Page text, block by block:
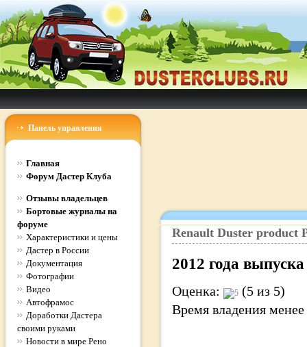
Панель управления
Главная
Форум Дастер Клуба
Отзывы владельцев
Бортовые журналы на
форуме
Характеристики и цены
Дастер в России
Документация
Фотографии
Видео
Автофрамос
Доработки Дастера
своими руками
Новости в мире Рено
Renault Duster product
2012 года выпуска
Оценка:
(5 из 5)
Время владения менее